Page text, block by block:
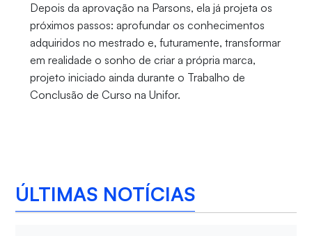
Depois da aprovação na Parsons, ela já projeta os
próximos passos: aprofundar os conhecimentos
adquiridos no mestrado e, futuramente, transformar
em realidade o sonho de criar a própria marca,
projeto iniciado ainda durante o Trabalho de
Conclusão de Curso na Unifor.
ÚLTIMAS NOTÍCIAS